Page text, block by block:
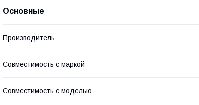
Основные
Производитель
Совместимость с маркой
Совместимость с моделью